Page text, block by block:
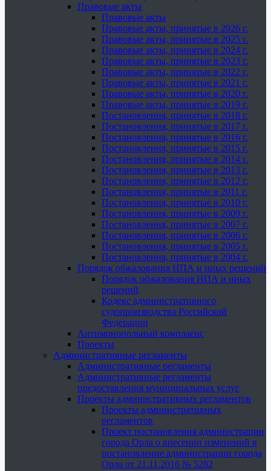
Правовые акты
Правовые акты
Правовые акты, принятые в 2026 г.
Правовые акты, принятые в 2025 г.
Правовые акты, принятые в 2024 г.
Правовые акты, принятые в 2023 г.
Правовые акты, принятые в 2022 г.
Правовые акты, принятые в 2021 г.
Правовые акты, принятые в 2020 г.
Правовые акты, принятые в 2019 г.
Постановления, принятые в 2018 г.
Постановления, принятые в 2017 г.
Постановления, принятые в 2016 г.
Постановления, принятые в 2015 г.
Постановления, принятые в 2014 г.
Постановления, принятые в 2013 г.
Постановления, принятые в 2012 г.
Постановления, принятые в 2011 г.
Постановления, принятые в 2010 г.
Постановления, принятые в 2009 г.
Постановления, принятые в 2007 г.
Постановления, принятые в 2006 г.
Постановления, принятые в 2005 г.
Постановления, принятые в 2004 г.
Порядок обжалования НПА и иных решений
Порядок обжалования НПА и иных
решений
Кодекс административного
судопроизводства Российской
Федерации
Антимонопольный комплаенс
Проекты
Административные регламенты
Административные регламенты
Административные регламенты
предоставления муниципальных услуг
Проекты административных регламентов
Проекты административных
регламентов
Проект постановления администрации
города Орла о внесении изменений в
постановление администрации города
Орла от 21.11.2016 № 5282